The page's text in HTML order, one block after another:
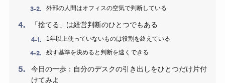
外部の人間はオフィスの空気で判断している
「捨てる」は経営判断のひとつでもある
1年以上使っていないものは役割を終えている
残す基準を決めると判断を速くできる
今日の一歩：自分のデスクの引き出しをひとつだけ片付
けてみよ